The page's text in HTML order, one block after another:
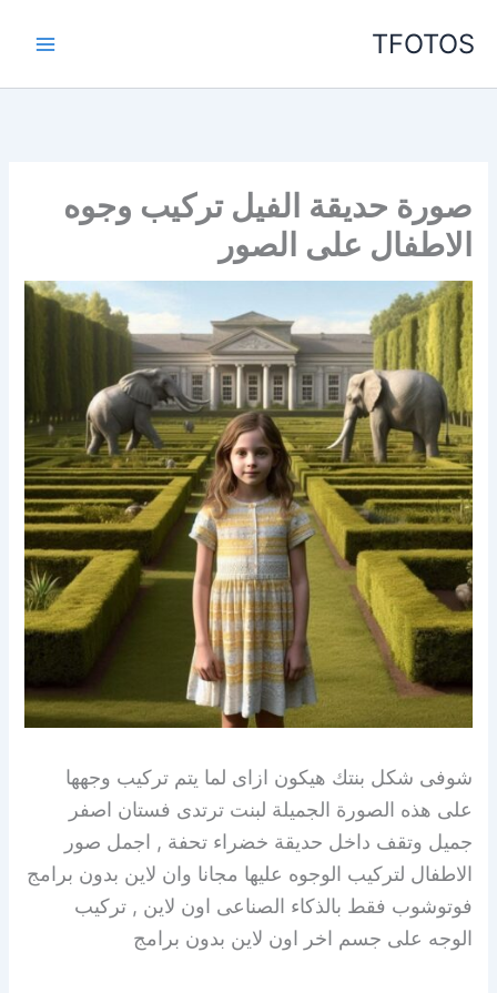
TFOTOS
صورة حديقة الفيل تركيب وجوه
الاطفال على الصور
شوفى شكل بنتك هيكون ازاى لما يتم تركيب وجهها
على هذه الصورة الجميلة لبنت ترتدى فستان اصفر
جميل وتقف داخل حديقة خضراء تحفة , اجمل صور
الاطفال لتركيب الوجوه عليها مجانا وان لاين بدون برامج
فوتوشوب فقط بالذكاء الصناعى اون لاين , تركيب
الوجه على جسم اخر اون لاين بدون برامج